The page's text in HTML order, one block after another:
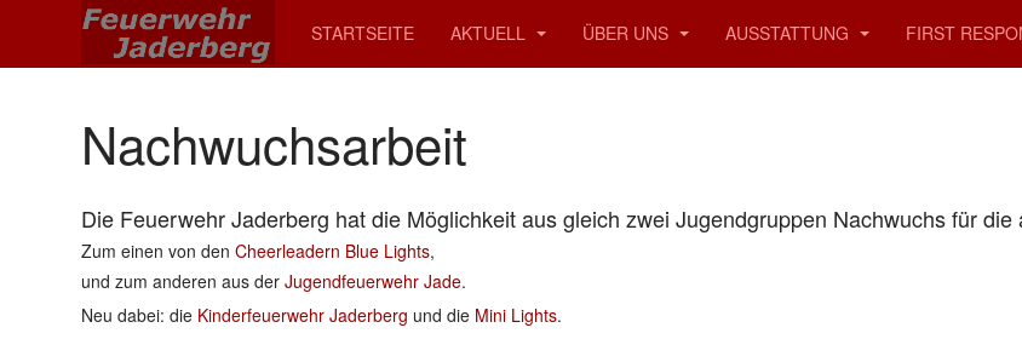
STARTSEITE AKTUELL ÜBER UNS AUSSTATTUNG FIRST
Nachwuchsarbeit
Die Feuerwehr Jaderberg hat die Möglichkeit aus gleich zwei Jugendgruppen Nachwuchs für
Zum einen von den Cheerleadern Blue Lights,
und zum anderen aus der Jugendfeuerwehr Jade.
Neu dabei: die Kinderfeuerwehr Jaderberg und die Mini Lights.